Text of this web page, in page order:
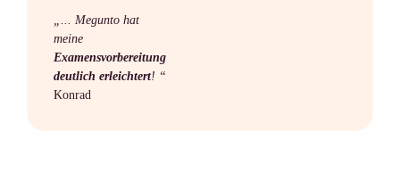
„... Megunto hat
meine
Examensvorbereitung
deutlich erleichtert! “
Konrad